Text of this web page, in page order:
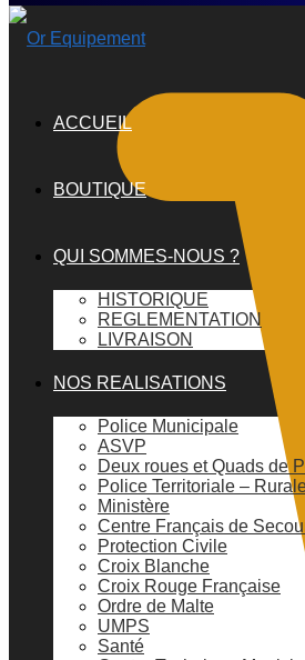
ACCUEIL
BOUTIQUE
QUI SOMMES-NOUS ?
HISTORIQUE
REGLEMENTATION
LIVRAISON
NOS REALISATIONS
Police Municipale
ASVP
Deux roues et Quads de
Police Territoriale –
Ministère
Centre Français de
Protection Civile
Croix Blanche
Croix Rouge Française
Ordre de Malte
UMPS
Santé